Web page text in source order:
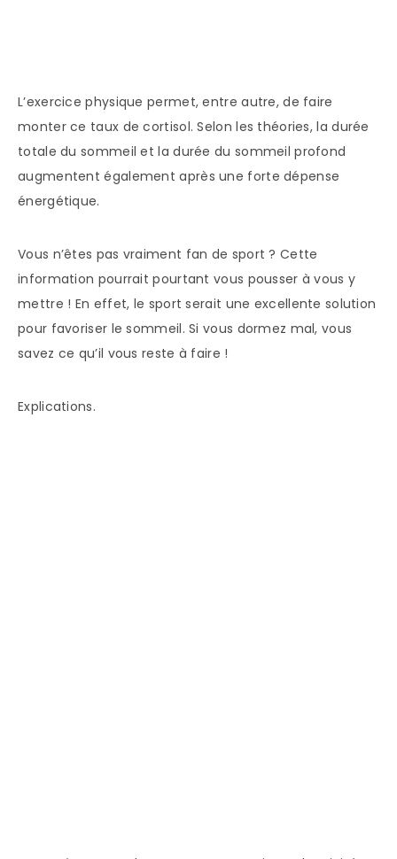
L’exercice physique permet, entre autre, de faire
monter ce taux de cortisol. Selon les théories, la durée
totale du sommeil et la durée du sommeil profond
augmentent également après une forte dépense
énergétique.
Vous n’êtes pas vraiment fan de sport ? Cette
information pourrait pourtant vous pousser à vous y
mettre ! En effet, le sport serait une excellente solution
pour favoriser le sommeil. Si vous dormez mal, vous
savez ce qu’il vous reste à faire !
Explications.